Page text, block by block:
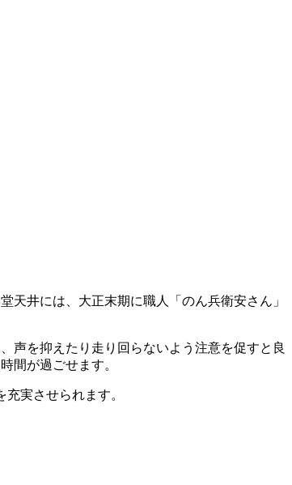
井には、大正末期に職人「のん兵衛安さん」
声を抑えたり走り回らないよう注意を促すと良
間が過ごせます。
実させられます。